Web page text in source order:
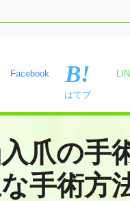
Facebook
はてブ
爪の手
手術方